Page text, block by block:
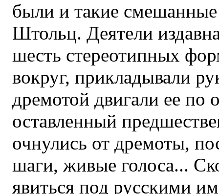
были и такие
Штольц. Деятели
шесть стереотипных
вокруг, прикладывали
дремотой двигали ее по
оставленный
очнулись от дремоты,
шаги, живые голоса...
явиться под русскими